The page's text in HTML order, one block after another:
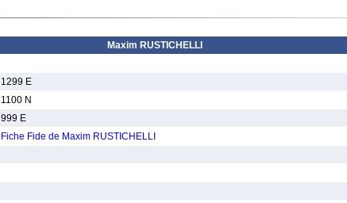
Maxim RUSTICHELLI
1299 E
1100 N
999 E
Fiche Fide de Maxim RUSTICHELLI